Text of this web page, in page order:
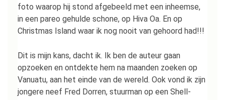
foto waarop hij stond afgebeeld met een inheemse,
in een pareo gehulde schone, op Hiva Oa. En op
Christmas Island waar ik nog nooit van gehoord had!!!
Dit is mijn kans, dacht ik. Ik ben de auteur gaan
opzoeken en ontdekte hem na maanden zoeken op
Vanuatu, aan het einde van de wereld. Ook vond ik zijn
jongere neef Fred Dorren, stuurman op een Shell-